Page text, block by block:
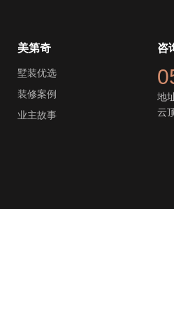
美第奇
墅装优选
装修案例
业主故事
咨
地
云